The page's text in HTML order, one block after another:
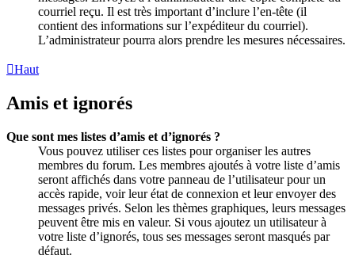
courriel reçu. Il est très important d’inclure l’en-tête (il
contient des informations sur l’expéditeur du courriel).
L’administrateur pourra alors prendre les mesures nécessaires.
Haut
Amis et ignorés
Que sont mes listes d’amis et d’ignorés ?
Vous pouvez utiliser ces listes pour organiser les autres
membres du forum. Les membres ajoutés à votre liste d’amis
seront affichés dans votre panneau de l’utilisateur pour un
accès rapide, voir leur état de connexion et leur envoyer des
messages privés. Selon les thèmes graphiques, leurs messages
peuvent être mis en valeur. Si vous ajoutez un utilisateur à
votre liste d’ignorés, tous ses messages seront masqués par
défaut.